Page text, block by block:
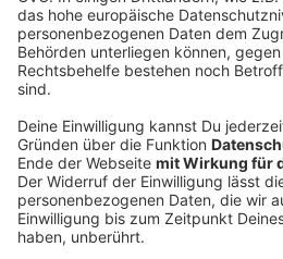
veröffentlicht hatten, obwohl
ausgewertet worden waren.
gesorgt, weil NRW-
diese Teilergebnisse genommen
mit ihnen erste Lockerungen
Außerdem gab es den Disput
Virologen: Professor Christian
in Berlin. Drosten hatte
Studie. Die
Seite momentan aber nicht